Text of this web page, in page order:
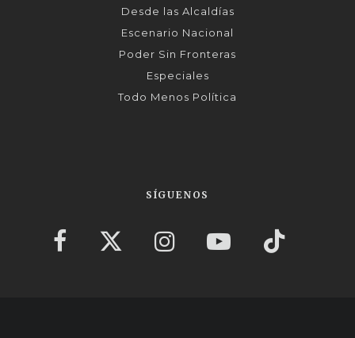
Desde las Alcaldías
Escenario Nacional
Poder Sin Fronteras
Especiales
Todo Menos Política
SÍGUENOS